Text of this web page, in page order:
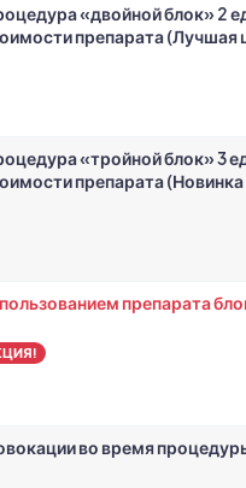
«двойной блок» 2
препарата (Лучшая
«тройной блок» 3
препарата
препарата
во время